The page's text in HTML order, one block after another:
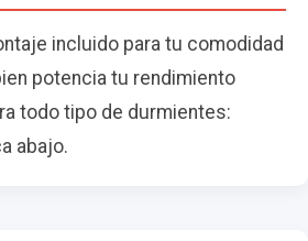
incluido para tu comodidad
potencia tu rendimiento
todo tipo de durmientes:
abajo.